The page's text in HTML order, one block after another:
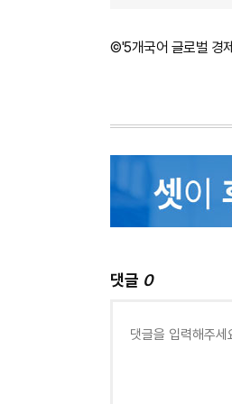
©'5개국어 글로벌 경
댓글 0